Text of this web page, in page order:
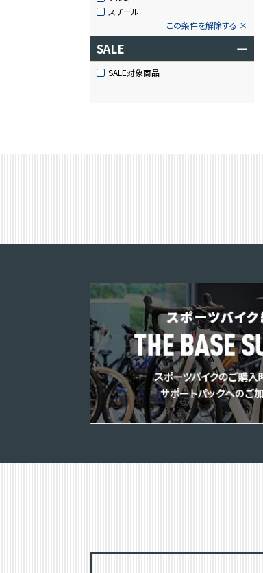
スチール
この条件を解除する
SALE ー
SALE対象商品